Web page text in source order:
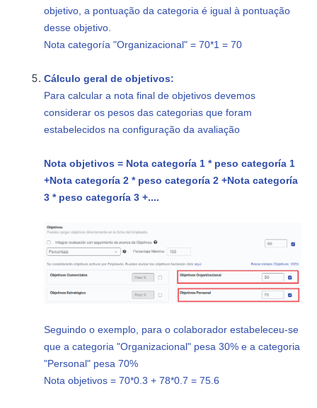
objetivo, a pontuação da categoria é igual à pontuação
desse objetivo.
Nota categoría "Organizacional" = 70*1 = 70
Cálculo geral de objetivos:
Para calcular a nota final de objetivos devemos
considerar os pesos das categorias que foram
estabelecidos na configuração da avaliação
Nota objetivos = Nota categoría 1 * peso categoría 1
+Nota categoría 2 * peso categoría 2 +Nota categoría
3 * peso categoría 3 +....
Seguindo o exemplo, para o colaborador estabeleceu-se
que a categoria "Organizacional" pesa 30% e a categoria
"Personal" pesa 70%
Nota objetivos = 70*0.3 + 78*0.7 = 75.6